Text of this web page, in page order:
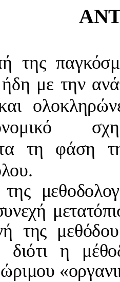
της
ήδη με την
τη φάση
της
διότι η